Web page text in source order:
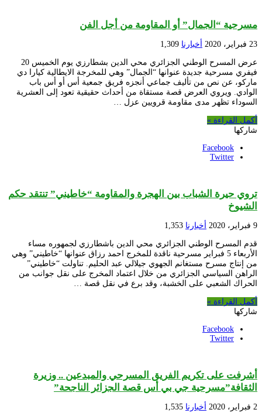
مسرحية “الجمال” أو المقاومة من أجل الفن
23 فبراير، 2020 أخبارنا 1,309
عرض المسرح الوطني الجزائري محي الدين بشطارزي يوم الخميس 20
فيفري مسرحية جديدة عنوانها “الجمال” وهي للمخرجة الايطالية كيارا دي
ماركو، عن نص من تأليف جماعي أنجزه فريق جمعية أس أو أس باب
الوادي. ويروي العرض قصة مستقاة من أحداث حقيقية تعود إلى العشرية
السوداء تظهر مدى مقاومة قرويين عزل …
أكمل القراءة »
شاركها
Facebook
Twitter
تروي حيرة الشباب بين الهجرة والمقاومة “خاطيني” تنتقد حكم
الشيوخ
9 فبراير، 2020 أخبارنا 1,353
قدم المسرح الوطني الجزائري محي الدين باشطارزي لجمهوره مساء
الأربعاء 5 فبراير مسرحية ناقدة للمخرج احمد رزاق عنوانها “خاطيني” وهي
من إنتاج مسرح مستغانم الجهوي جيلالي عبد الحليم. تناولت “خاطيني”
الراهن السياسي الجزائري من خلال اعتماد المخرج على نقل جوانب من
الحراك الشعبي على الخشبة، وقد برع في نقل قصة …
أكمل القراءة »
شاركها
Facebook
Twitter
أشرفت على تكريم الفريق المسرحي والمبدعين .. وزيرة
الثقافة”مسرحية جي بي أس قصة الجزائر الناجحة”
2 فبراير، 2020 أخبارنا 1,535